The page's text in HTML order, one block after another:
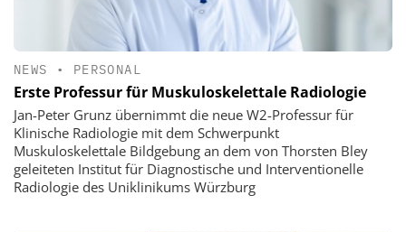
NEWS • PERSONAL
Erste Professur für Muskuloskelettale Radiologie
Jan-Peter Grunz übernimmt die neue W2-Professur für
Klinische Radiologie mit dem Schwerpunkt
Muskuloskelettale Bildgebung an dem von Thorsten Bley
geleiteten Institut für Diagnostische und Interventionelle
Radiologie des Uniklinikums Würzburg